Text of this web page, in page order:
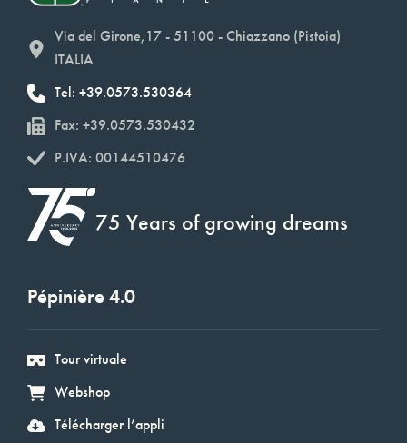
Via del Girone,17 - 51100 - Chiazzano (Pistoia)
ITALIA
Tel: +39.0573.530364
Fax: +39.0573.530432
P.IVA: 00144510476
75 Years of growing dreams
Pépinière 4.0
Tour virtuale
Webshop
Télécharger l’appli